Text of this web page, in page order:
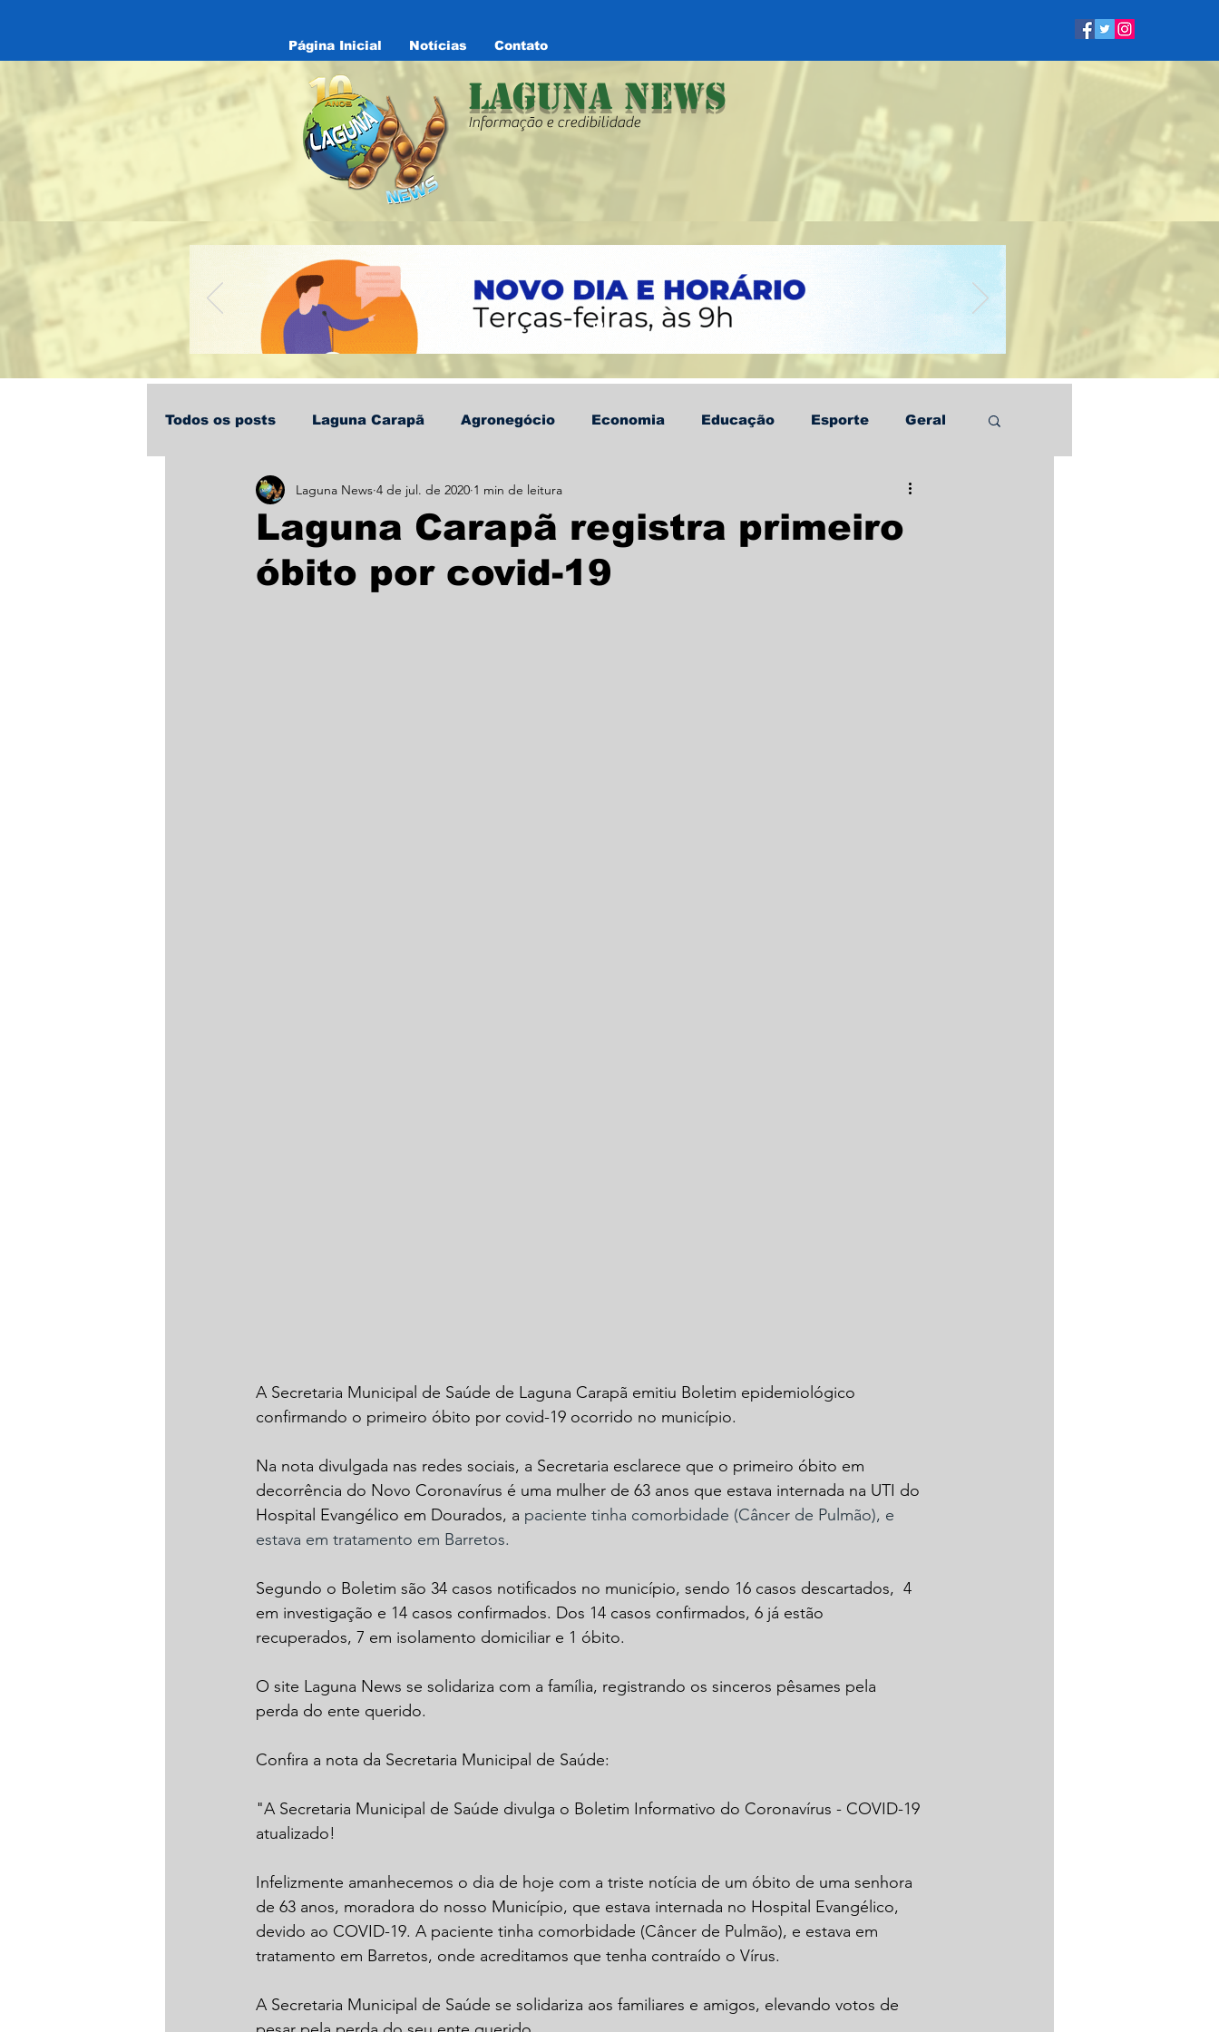
Página Inicial Notícias Contato
Laguna News
Informação e credibilidade
Todos os posts Laguna Carapã Agronegócio Economia Educação Esporte Geral
Policial Política Saúde Informe Publicitário
Laguna Carapã registra primeiro
óbito por covid-19
Laguna News 4 de jul. de 2020 1 min de leitura
A Secretaria Municipal de Saúde de Laguna Carapã emitiu Boletim epidemiológico
confirmando o primeiro óbito por covid-19 ocorrido no município.
Na nota divulgada nas redes sociais, a Secretaria esclarece que o primeiro óbito em
decorrência do Novo Coronavírus é uma mulher de 63 anos que estava internada na UTI do
Hospital Evangélico em Dourados, a paciente tinha comorbidade (Câncer de Pulmão), e
estava em tratamento em Barretos.
Segundo o Boletim são 34 casos notificados no município, sendo 16 casos descartados,  4
em investigação e 14 casos confirmados. Dos 14 casos confirmados, 6 já estão
recuperados, 7 em isolamento domiciliar e 1 óbito.
O site Laguna News se solidariza com a família, registrando os sinceros pêsames pela
perda do ente querido.
Confira a nota da Secretaria Municipal de Saúde:
"A Secretaria Municipal de Saúde divulga o Boletim Informativo do Coronavírus - COVID-19
atualizado!
Infelizmente amanhecemos o dia de hoje com a triste notícia de um óbito de uma senhora
de 63 anos, moradora do nosso Município, que estava internada no Hospital Evangélico,
devido ao COVID-19. A paciente tinha comorbidade (Câncer de Pulmão), e estava em
tratamento em Barretos, onde acreditamos que tenha contraído o Vírus.
A Secretaria Municipal de Saúde se solidariza aos familiares e amigos, elevando votos de